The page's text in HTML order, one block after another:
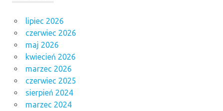
lipiec 2026
czerwiec 2026
maj 2026
kwiecień 2026
marzec 2026
czerwiec 2025
sierpień 2024
marzec 2024